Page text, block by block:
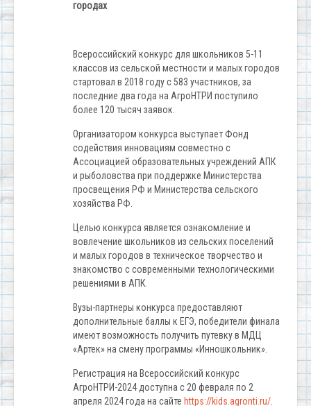
городах
Всероссийский конкурс для школьников 5-11
классов из сельской местности и малых городов
стартовал в 2018 году с 583 участников, за
последние два года на АгроНТРИ поступило
более 120 тысяч заявок.
Организатором конкурса выступает Фонд
содействия инновациям совместно с
Ассоциацией образовательных учреждений АПК
и рыболовства при поддержке Министерства
просвещения РФ и Министерства сельского
хозяйства РФ.
Целью конкурса является ознакомление и
вовлечение школьников из сельских поселений
и малых городов в техническое творчество и
знакомство с современными технологическими
решениями в АПК.
Вузы-партнеры конкурса предоставляют
дополнительные баллы к ЕГЭ, победители финала
имеют возможность получить путевку в МДЦ
«Артек» на смену программы «Инношкольник».
Регистрация на Всероссийский конкурс
АгроНТРИ-2024 доступна с 20 февраля по 2
апреля 2024 года на сайте https://kids.agronti.ru/